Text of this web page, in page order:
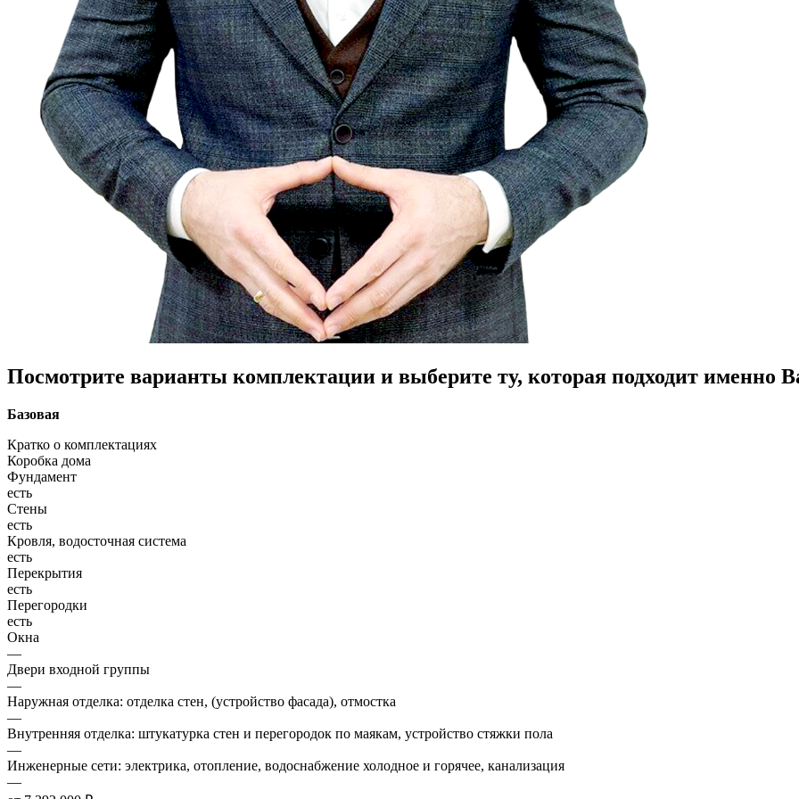
Посмотрите варианты комплектации и выберите ту, которая подходит именно
Базовая
Кратко о комплектациях
Коробка дома
Фундамент
есть
Стены
есть
Кровля, водосточная система
есть
Перекрытия
есть
Перегородки
есть
Окна
—
Двери входной группы
—
Наружная отделка: отделка стен, (устройство фасада), отмостка
—
Внутренняя отделка: штукатурка стен и перегородок по маякам, устройство стяжки пола
—
Инженерные сети: электрика, отопление, водоснабжение холодное и горячее, канализация
—